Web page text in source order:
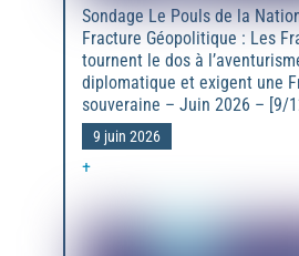
Sondage Le Pouls de la
Fracture Géopolitique : Les
tournent le dos à
diplomatique et exigent une
souveraine – Juin 2026 – [9/
9 juin 2026
+